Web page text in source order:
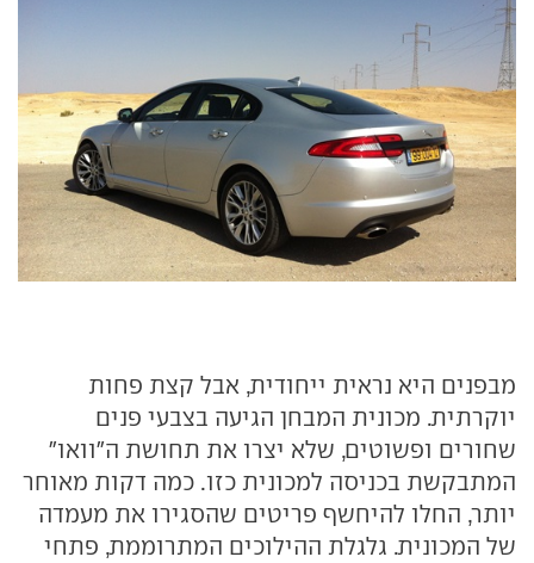
מבפנים היא נראית ייחודית, אבל קצת פחות
יוקרתית. מכונית המבחן הגיעה בצבעי פנים
שחורים ופשוטים, שלא יצרו את תחושת ה"וואו"
המתבקשת בכניסה למכונית כזו. כמה דקות מאוחר
יותר, החלו להיחשף פריטים שהסגירו את מעמדה
של המכונית. גלגלת ההילוכים המתרוממת, פתחי